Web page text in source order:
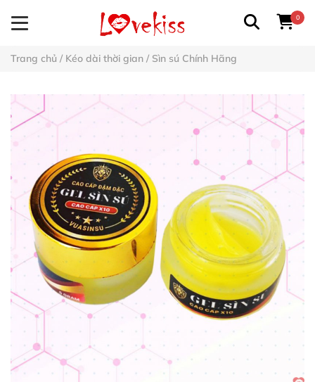
0
Trang chủ / Kéo dài thời gian / Sìn sú Chính Hãng